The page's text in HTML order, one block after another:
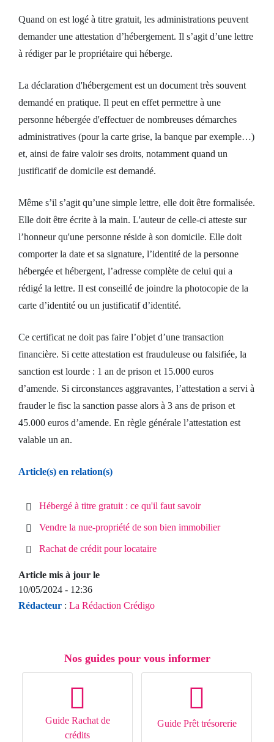
Quand on est logé à titre gratuit, les administrations peuvent
demander une attestation d’hébergement. Il s’agit d’une lettre
à rédiger par le propriétaire qui héberge.
La déclaration d'hébergement est un document très souvent
demandé en pratique. Il peut en effet permettre à une
personne hébergée d'effectuer de nombreuses démarches
administratives (pour la carte grise, la banque par exemple…)
et, ainsi de faire valoir ses droits, notamment quand un
justificatif de domicile est demandé.
Même s’il s’agit qu’une simple lettre, elle doit être formalisée.
Elle doit être écrite à la main. L'auteur de celle-ci atteste sur
l’honneur qu'une personne réside à son domicile. Elle doit
comporter la date et sa signature, l’identité de la personne
hébergée et hébergent, l’adresse complète de celui qui a
rédigé la lettre. Il est conseillé de joindre la photocopie de la
carte d’identité ou un justificatif d’identité.
Ce certificat ne doit pas faire l’objet d’une transaction
financière. Si cette attestation est frauduleuse ou falsifiée, la
sanction est lourde : 1 an de prison et 15.000 euros
d’amende. Si circonstances aggravantes, l’attestation a servi à
frauder le fisc la sanction passe alors à 3 ans de prison et
45.000 euros d’amende. En règle générale l’attestation est
valable un an.
Article(s) en relation(s)
Hébergé à titre gratuit : ce qu'il faut savoir
Vendre la nue-propriété de son bien immobilier
Rachat de crédit pour locataire
Article mis à jour le
10/05/2024 - 12:36
Rédacteur : La Rédaction Crédigo
Nos guides pour vous informer
Guide Rachat de
crédits
Guide Prêt trésorerie